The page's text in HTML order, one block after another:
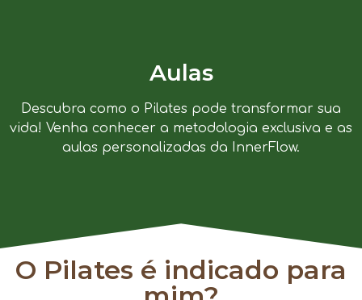
Aulas
Descubra como o Pilates pode transformar sua
vida! Venha conhecer a metodologia exclusiva e as
aulas personalizadas da InnerFlow.
O Pilates é indicado para